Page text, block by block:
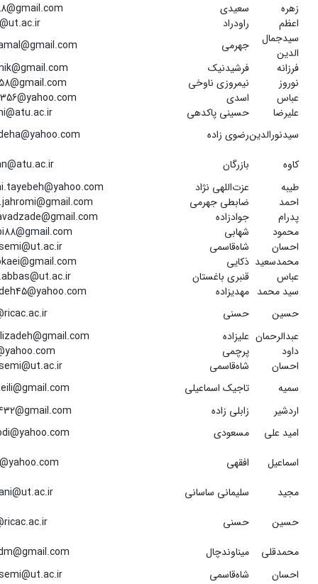
زهره
سعیدی
اعظم
راودراد
سیدجمال
الدین
جهرمی
فرزانه
فرشیدنیک
نوروز
نیمروزی ناوخی
عباس
اسدی
علیرضا
حسینی پاکدهی
سیدنورالدینرضوی زاده
کاوه
بازرگان
طیبه
عزت‌اللهی نژاد
احمد
ضابطی جهرمی
پدرام
جوادزاده
محمود
شهابی
احسان
شاه‌قاسمی
محمدسعید ذکایی
عباس
قنبری باغستان
سید محمد مهدیزاده
حسین
حسنی
عبدالرحمان علیزاده
داود
پرچمی
احسان
شاه‌قاسمی
سمیه
تاجیک اسماعیلی
اردشیر
زابلی زاده
امید علی
مسعودی
اسماعیل
افقهی
مجید
سلیمانی ساسانی
حسین
حسنی
محمدقلی
میناوندچال
احسان
شاه‌قاسمی